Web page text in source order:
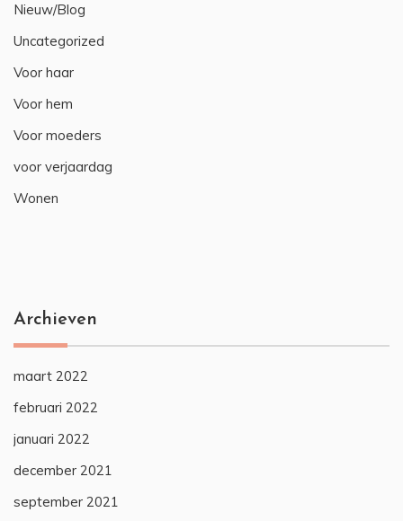
Nieuw/Blog
Uncategorized
Voor haar
Voor hem
Voor moeders
voor verjaardag
Wonen
Archieven
maart 2022
februari 2022
januari 2022
december 2021
september 2021